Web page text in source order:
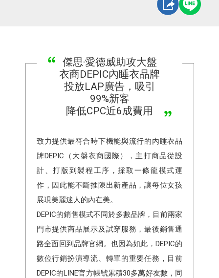
傑思·愛德威助攻大盤
衣商DEPIC內睡衣品牌
投放LAP廣告，吸引
99%新客
降低CPC近6成費用
致力提供最符合時下機能與流行的內睡衣品
牌DEPIC（大盤衣商國際），主打商品從設
計、打版到製程工序，採取一條龍模式運
作，因此能不斷推陳出新產品，讓每位女孩
展現美麗迷人的內在美。
DEPIC的銷售模式不同於多數品牌，目前兩家
門市提供商品展示及試穿服務，最後銷售通
路全面回到品牌官網。也因為如此，DEPIC的
數位行銷扮演導流、轉單的重要任務，目前
DEPIC的LINE官方帳號累積30多萬好友數，同